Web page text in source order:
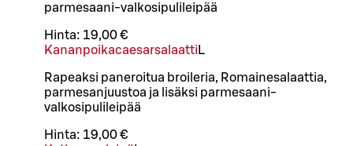
parmesaani-valkosipulileipää
Hinta: 19,00 €
Kananpoikacaesarsalaatti L
Rapeaksi paneroitua broileria, Romainesalaattia,
parmesanjuustoa ja lisäksi parmesaani-
valkosipulileipää
Hinta: 19,00 €